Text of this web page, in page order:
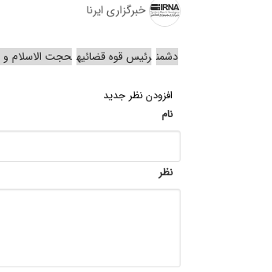
خبرگزاری ایرنا
دشمن رئیس قوه قضائیه حجت الاسلام
افزودن نظر جدید
نام
نظر